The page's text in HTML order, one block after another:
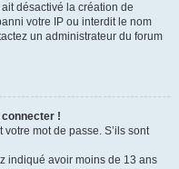
ait désactivé la création de
votre IP ou interdit le nom
un administrateur du forum
!
mot de passe. S’ils sont
indiqué avoir moins de 13 ans